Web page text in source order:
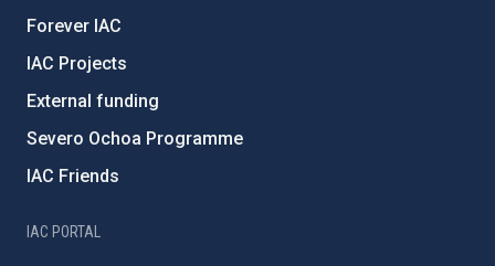
Forever IAC
IAC Projects
External funding
Severo Ochoa Programme
IAC Friends
IAC PORTAL